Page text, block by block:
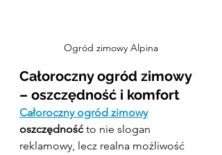
Ogród zimowy Alpina
Całoroczny ogród zimowy
– oszczędność i komfort
Całoroczny ogród zimowy
oszczędność to nie slogan
reklamowy, lecz realna możliwość